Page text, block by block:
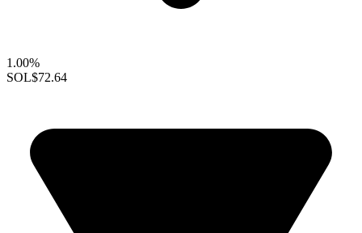
1.00%
SOL$72.64